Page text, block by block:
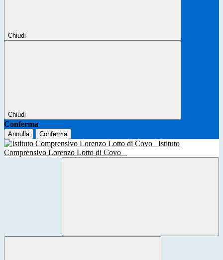
Chiudi
Chiudi
Conferma
Annulla Conferma
Istituto
Comprensivo Lorenzo Lotto di Covo